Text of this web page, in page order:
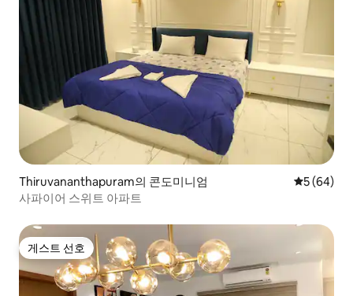
Thiruvananthapuram의 콘도미니엄 평점 5점(5
5 (64)
사파이어 스위트 아파트
게스트 선호
게스트 선호